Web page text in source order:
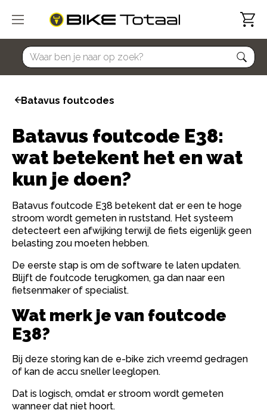
home
Batavus foutcodes
Batavus foutcode E38:
wat betekent het en wat
kun je doen?
Batavus foutcode E38 betekent dat er een te hoge
stroom wordt gemeten in ruststand. Het systeem
detecteert een afwijking terwijl de fiets eigenlijk geen
belasting zou moeten hebben.
De eerste stap is om de software te laten updaten.
Blijft de foutcode terugkomen, ga dan naar een
fietsenmaker of specialist.
Wat merk je van foutcode
E38?
Bij deze storing kan de e-bike zich vreemd gedragen
of kan de accu sneller leeglopen.
Dat is logisch, omdat er stroom wordt gemeten
wanneer dat niet hoort.